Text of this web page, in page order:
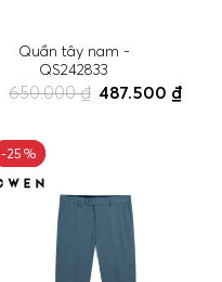
Quần tây nam -
QS242833
487.500 ₫
650.000 ₫
-25%
-25%